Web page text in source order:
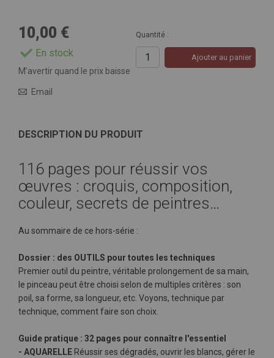
10,00 €
En stock
Quantité :
Ajouter au panier
M’avertir quand le prix baisse
Email
DESCRIPTION DU PRODUIT
116 pages pour réussir vos
œuvres : croquis, composition,
couleur, secrets de peintres…
Au sommaire de ce hors-série :
Dossier : des OUTILS pour toutes les techniques
Premier outil du peintre, véritable prolongement de sa main,
le pinceau peut être choisi selon de multiples critères : son
poil, sa forme, sa longueur, etc. Voyons, technique par
technique, comment faire son choix.
Guide pratique : 32 pages pour connaître l'essentiel
- AQUARELLE Réussir ses dégradés, ouvrir les blancs, gérer le